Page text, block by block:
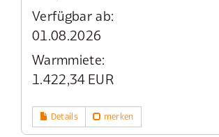
Verfügbar ab:
01.08.2026
Warmmiete:
1.422,34 EUR
Details merken